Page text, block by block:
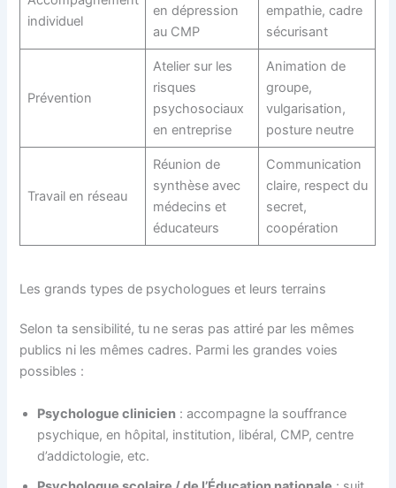
individuel
en dépression
au CMP
empathie, cadre
sécurisant
Prévention
Atelier sur les
risques
psychosociaux
en entreprise
Animation de
groupe,
vulgarisation,
posture neutre
Travail en réseau
Réunion de
synthèse avec
médecins et
éducateurs
Communication
claire, respect du
secret,
coopération
Les grands types de psychologues et leurs terrains
Selon ta sensibilité, tu ne seras pas attiré par les mêmes
publics ni les mêmes cadres. Parmi les grandes voies
possibles :
Psychologue clinicien : accompagne la souffrance
psychique, en hôpital, institution, libéral, CMP, centre
d’addictologie, etc.